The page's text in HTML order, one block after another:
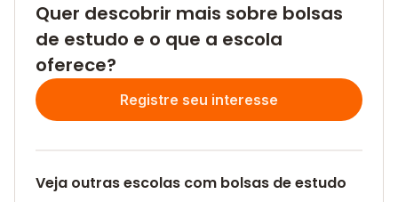
Quer descobrir mais sobre bolsas
de estudo e o que a escola
oferece?
Registre seu interesse
Veja outras escolas com bolsas de estudo